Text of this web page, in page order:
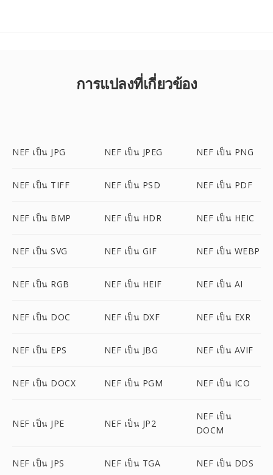
การแปลงที่เกี่ยวข้อง
NEF เป็น JPG NEF เป็น JPEG NEF เป็น PNG
NEF เป็น TIFF NEF เป็น PSD NEF เป็น PDF
NEF เป็น BMP NEF เป็น HDR NEF เป็น HEIC
NEF เป็น SVG NEF เป็น GIF NEF เป็น WEBP
NEF เป็น RGB NEF เป็น HEIF NEF เป็น AI
NEF เป็น DOC NEF เป็น DXF NEF เป็น EXR
NEF เป็น EPS NEF เป็น JBG NEF เป็น AVIF
NEF เป็น DOCX NEF เป็น PGM NEF เป็น ICO
NEF เป็น JPE NEF เป็น JP2
NEF เป็น
DOCM
NEF เป็น JPS NEF เป็น TGA NEF เป็น DDS